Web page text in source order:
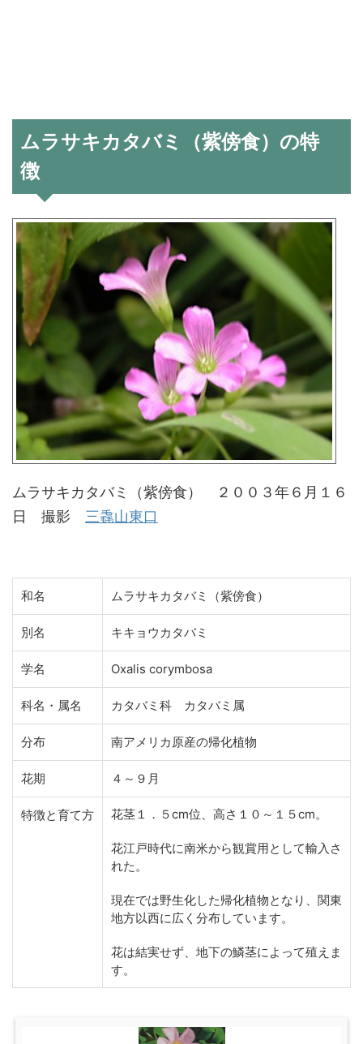
ムラサキカタバミ（紫傍食）の特
徴
ムラサキカタバミ（紫傍食） ２００３年６月１６
日 撮影 三毳山東口
和名 ムラサキカタバミ（紫傍食）
別名 キキョウカタバミ
学名 Oxalis corymbosa
科名・属名 カタバミ科 カタバミ属
分布 南アメリカ原産の帰化植物
花期 ４～９月
特徴と育て方 花茎１．５cm位、高さ１０～１５cm。
花江戸時代に南米から観賞用として輸入さ
れた。
現在では野生化した帰化植物となり、関東
地方以西に広く分布しています。
花は結実せず、地下の鱗茎によって殖えま
す。